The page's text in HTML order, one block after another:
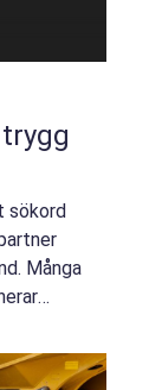
sökord
Många